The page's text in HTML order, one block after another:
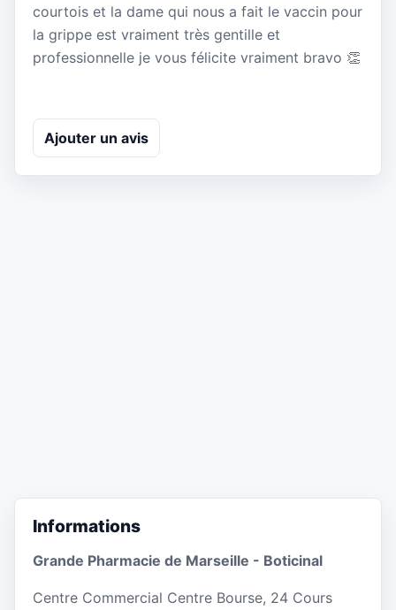
courtois et la dame qui nous a fait le vaccin pour
la grippe est vraiment très gentille et
professionnelle je vous félicite vraiment bravo 👏
Ajouter un avis
Informations
Grande Pharmacie de Marseille - Boticinal
Centre Commercial Centre Bourse, 24 Cours